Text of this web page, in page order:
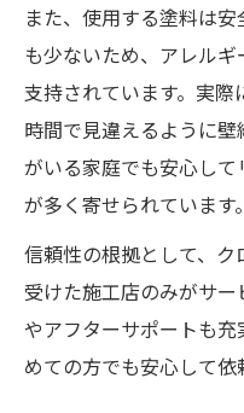
い分け方
クロスメイク
ント
リフォーム成
の知識
また、使用する塗料は
も少ないため、アレル
支持されています。実
時間で見違えるように
がいる家庭でも安心し
が多く寄せられています。
信頼性の根拠として、
受けた施工店のみがサ
やアフターサポートも
めての方でも安心して依